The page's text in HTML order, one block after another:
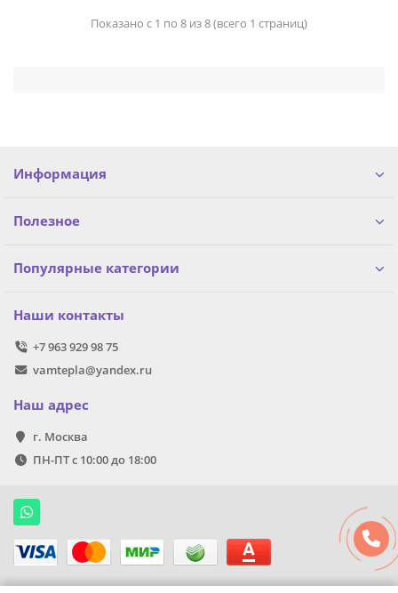
Показано с 1 по 8 из 8 (всего 1 страниц)
Информация
Полезное
Популярные категории
Наши контакты
+7 963 929 98 75
vamtepla@yandex.ru
Наш адрес
г. Москва
ПН-ПТ с 10:00 до 18:00